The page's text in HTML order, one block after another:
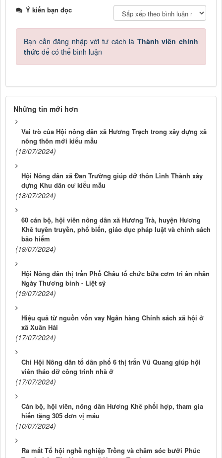
Ý kiến bạn đọc
Bạn cần đăng nhập với tư cách là Thành viên chính
thức để có thể bình luận
Những tin mới hơn
Vai trò của Hội nông dân xã Hương Trạch trong xây dựng xã
nông thôn mới kiểu mẫu
(18/07/2024)
Hội Nông dân xã Đan Trường giúp đỡ thôn Lĩnh Thành xây
dựng Khu dân cư kiểu mẫu
(18/07/2024)
60 cán bộ, hội viên nông dân xã Hương Trà, huyện Hương
Khê tuyên truyền, phổ biến, giáo dục pháp luật và chính sách
bảo hiểm
(19/07/2024)
Hội Nông dân thị trấn Phố Châu tổ chức bữa cơm tri ân nhân
Ngày Thương binh - Liệt sỹ
(19/07/2024)
Hiệu quả từ nguồn vốn vay Ngân hàng Chính sách xã hội ở
xã Xuân Hải
(17/07/2024)
Chi Hội Nông dân tổ dân phố 6 thị trấn Vũ Quang giúp hội
viên tháo dỡ công trình nhà ở
(17/07/2024)
Cán bộ, hội viên, nông dân Hương Khê phối hợp, tham gia
hiến tặng 305 đơn vị máu
(10/07/2024)
Ra mắt Tổ hội nghề nghiệp Trồng và chăm sóc bưởi Phúc